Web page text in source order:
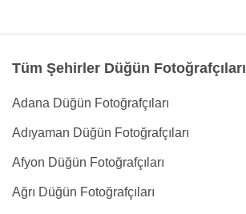
Tüm Şehirler Düğün Fotoğrafçıları
Adana Düğün Fotoğrafçıları
Adıyaman Düğün Fotoğrafçıları
Afyon Düğün Fotoğrafçıları
Ağrı Düğün Fotoğrafçıları